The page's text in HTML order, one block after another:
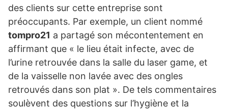
des clients sur cette entreprise sont
préoccupants. Par exemple, un client nommé
tompro21 a partagé son mécontentement en
affirmant que « le lieu était infecte, avec de
l’urine retrouvée dans la salle du laser game, et
de la vaisselle non lavée avec des ongles
retrouvés dans son plat ». De tels commentaires
soulèvent des questions sur l’hygiène et la